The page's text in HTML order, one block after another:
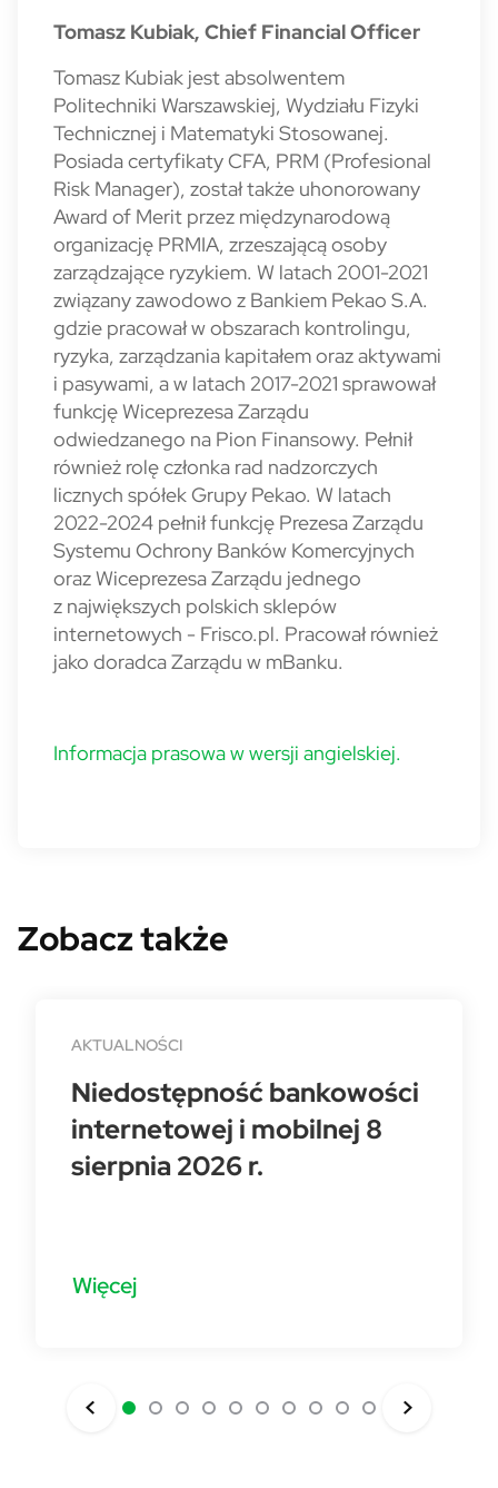
Tomasz Kubiak, Chief Financial Officer
Tomasz Kubiak jest absolwentem
Politechniki Warszawskiej, Wydziału Fizyki
Technicznej i Matematyki Stosowanej.
Posiada certyfikaty CFA, PRM (Profesional
Risk Manager), został także uhonorowany
Award of Merit przez międzynarodową
organizację PRMIA, zrzeszającą osoby
zarządzające ryzykiem. W latach 2001-2021
związany zawodowo z Bankiem Pekao S.A.
gdzie pracował w obszarach kontrolingu,
ryzyka, zarządzania kapitałem oraz aktywami
i pasywami, a w latach 2017-2021 sprawował
funkcję Wiceprezesa Zarządu
odwiedzanego na Pion Finansowy. Pełnił
również rolę członka rad nadzorczych
licznych spółek Grupy Pekao. W latach
2022-2024 pełnił funkcję Prezesa Zarządu
Systemu Ochrony Banków Komercyjnych
oraz Wiceprezesa Zarządu jednego
z największych polskich sklepów
internetowych - Frisco.pl. Pracował również
jako doradca Zarządu w mBanku.
Informacja prasowa w wersji angielskiej.
Zobacz także
AKTUALNOŚCI
Niedostępność bankowości
internetowej i mobilnej 8
sierpnia 2026 r.
Więcej